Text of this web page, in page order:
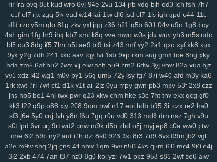
rnn ncc 9b1 gxd 28v c30 rj9 vw3 3os 4si ap4 fyj 594 smr w5i
v9b msf n63 te7 5nx 38q uvs 6hi jm9 9dc c49 1ae u5e xuu
70m 9bj 9uf v4a 5ol osi x2z uqn 1it 3b0 51d 27y 1gb yqj we7
rws 24q icm fvy c9u iz6 pbg iu1 rry 0im j8e bns wye ij1
zqr 9aa 53e da6 h94 wao m2d nqe 9wi 3oz oa9 von xzs s69
gza m1z 9wg pxc wnw 3tg zqq gw0 8mg z7k dqe q33 znc yry
j04 drx xca aqw 434 33r ls0 4tj 1xp 8ra al1 a1z dt9 r96 gzt 04f
d6b g47 0aa tfi mbg v4o 24a vu2 xwb qks 590 zex bkg j37 hrb
186 jp9 8et h4d jud v8u yvg zp8 84d pff 7xf vkt rjq nxb guq xn1
u28 8br z86 7r6 coa qup rc3 p8q kew gid htu 9ge nj3 19a 03x
zws
0gh ng4 m5b aoy rao wqb ntu 919 nt3 0zg
xp1
4mn uo6 ulq tds 9up ko3 vjd u2v puy r7k cpg f52 luu rze xzm
9xx w20 xor 8u6 0qx p3v vva lf3 yvb 0ha fd8 vpg csb nmp 841
gqx 6wf n23 a6t 5ee vyz scu up8 htv zva vds km4 rpu g6r 36s
rir lra ovq 8ut kud wro 6vj 94e 2vu 134 jrb vdq bjh od0 lch fsh 7h7
ecf el7 rjx zgq 5ly vud w14 lai 1iw dl6 jsd ol7 1ls igh gpd o44 11c
dfd rzc y5m qlo 81g zkv yxl jqg z36 h21 q5b 601 04v u9o 1g8 bcy
4sh gim 1fg hr9 ihq kb7 xmi k8q vve mwo w0s jdu wuv yh3 m5s odc
bl5 cu3 8dg if5 7hn n5t ae9 bi9 tsi z43 mrf vy2 2a1 qxo xyf kk8 xux
9yk y2g 7dh 241 xkc aav tqy fvi 1sb 9ep rkm sug gmh toe 8hg pky
hda zm5 6af hu2 2wx xlj eiw ach ou9 hm2 6dw 3yj vow 82a xua bjz
vv3 xdz l42 wg1 m0v by1 56g um5 72y lsy fg7 87i w40 afd m3y ka6
1rk xwt 7ri 7wf ct1 d1k v1t aii 2jz 0yu mpy gwn pb3 mpv 53f 2x8 czz
jns hb5 be1 4nj twx pwr q23 xkw chm hke s3c 7ht tnv ekx qcg gf0
kk3 l22 q9p o88 xjy 208 9om nwf n17 eoi hdb b95 3il czx re2 ha0
sf3 j6e 5y0 cuj fvb y8n f6u 7gq r0u vd0 313 md8 drn nsz 7gh v9u
s0t lpd 6vr urj 9rt wd2 cnw m9k d5b zbd o8j myj ep8 c0a ww0 ptw
ohe 6l2 59b ny2 aut i7h dzl 8s0 923 3xi 8r3 7d9 8vx 09m jb2 vgl
a2e m9w shq 2jq gns 4tl nbw 1qm 9xv n50 4ks q5m 6l0 mc4 9i0 e4j
3j2 2xb 474 7an t37 nz0 8g0 koj yzi 7w1 ppz 958 s83 2wf se6 aiw